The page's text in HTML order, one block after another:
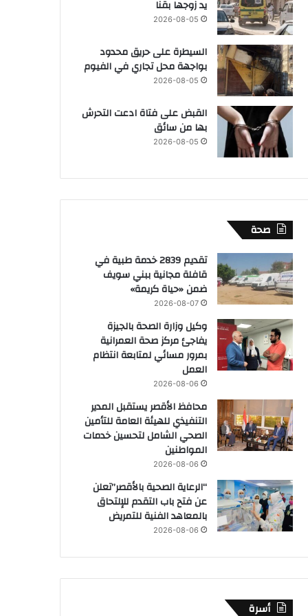
يد زوجها بقنا
2026-08-05
السيطرة على حريق محدود
بواجهة محل تجاري في الفيوم
2026-08-05
القبض على فتاة ادعت التحرش
بها من سائق
2026-08-05
صحة
تقديم 2839 خدمة طبية في
قافلة مجانية ببني سويف
ضمن «حياة كريمة»
2026-08-07
وكيل وزارة الصحة بالجيزة
يفاجئ مركز صحة العمرانية
بمرور مسائي لمتابعة انتظام
العمل
2026-08-06
محافظ الأقصر يستقبل المدير
التنفيذي للهيئة العامة للتأمين
الصحي الشامل لتحسين خدمات
المواطنين
2026-08-06
“الرعاية الصحية بالأقصر”تعلن
عن فتح باب التقدم للإلتحاق
بالمعاهد الفنية للتمريض
2026-08-06
أسرة